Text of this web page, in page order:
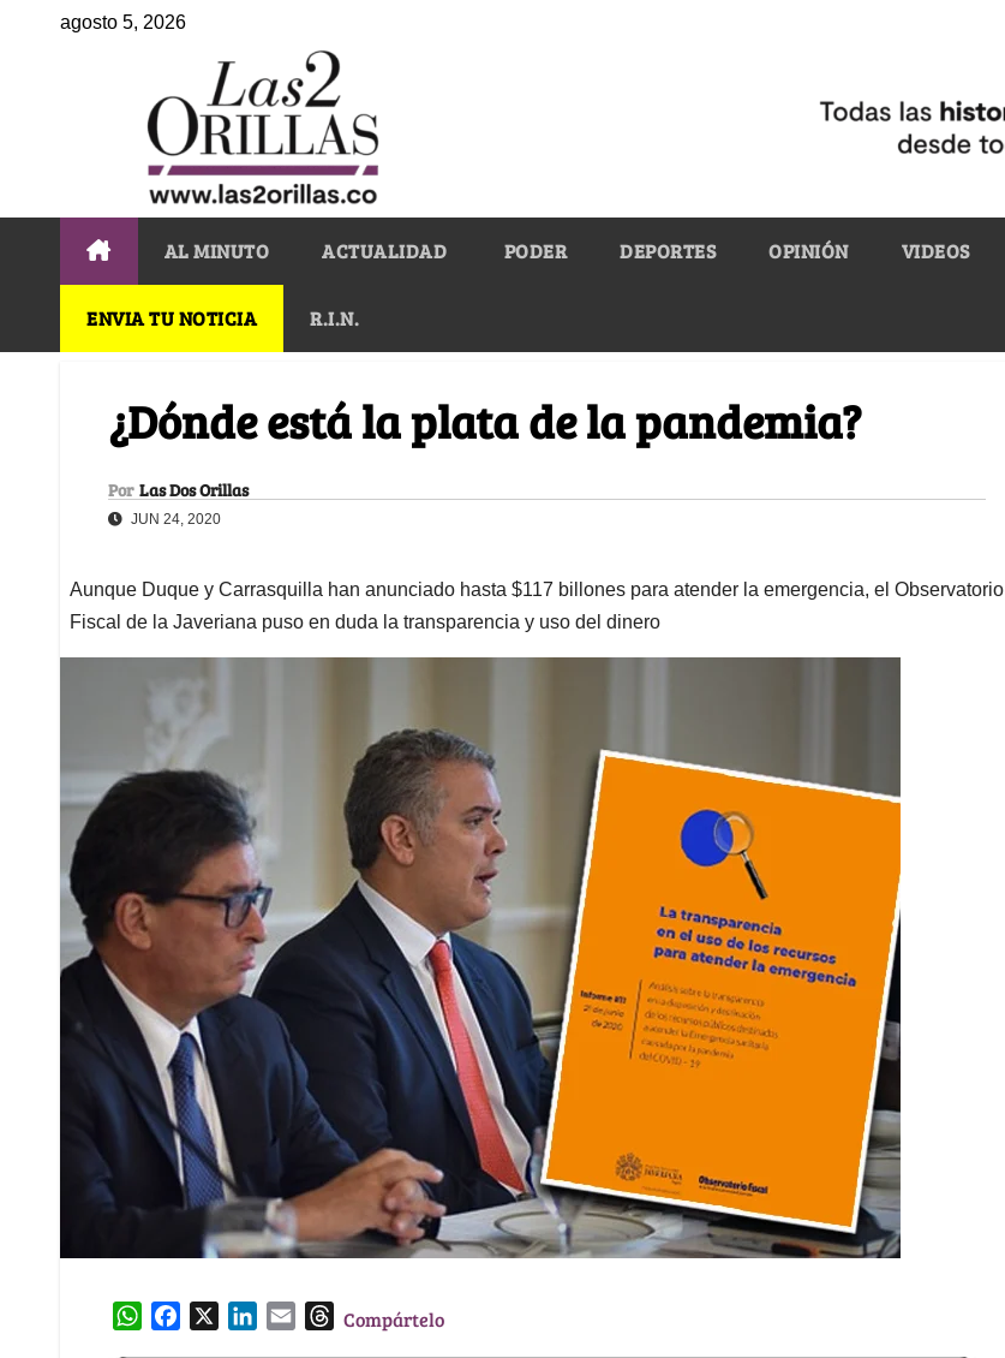
agosto 5, 2026
AL MINUTO ACTUALIDAD PODER DEPORTES OPINIÓN VIDEOS
ENVIA TU NOTICIA R.I.N.
¿Dónde está la plata de la pandemia?
Por Las Dos Orillas
JUN 24, 2020
Aunque Duque y Carrasquilla han anunciado hasta $117 billones para atender la emergencia, el Observatorio
Fiscal de la Javeriana puso en duda la transparencia y uso del dinero
W
TCompártelo